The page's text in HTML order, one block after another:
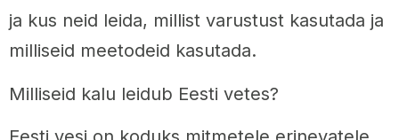
ja kus neid leida, millist varustust kasutada ja
milliseid meetodeid kasutada.
Milliseid kalu leidub Eesti vetes?